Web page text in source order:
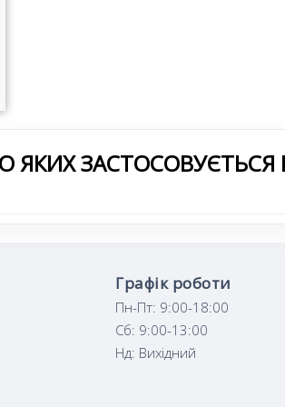
ЯКИХ ЗАСТОСОВУЄТЬСЯ
Графік роботи
Пн-Пт: 9:00-18:00
Сб: 9:00-13:00
Нд: Вихідний